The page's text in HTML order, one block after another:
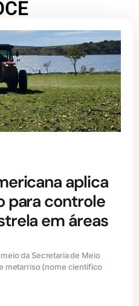
aplica
para controle
em áreas
da Secretaria de Meio
metarriso (nome científico